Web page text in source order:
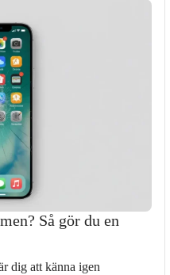
Så gör du en
dig att känna igen